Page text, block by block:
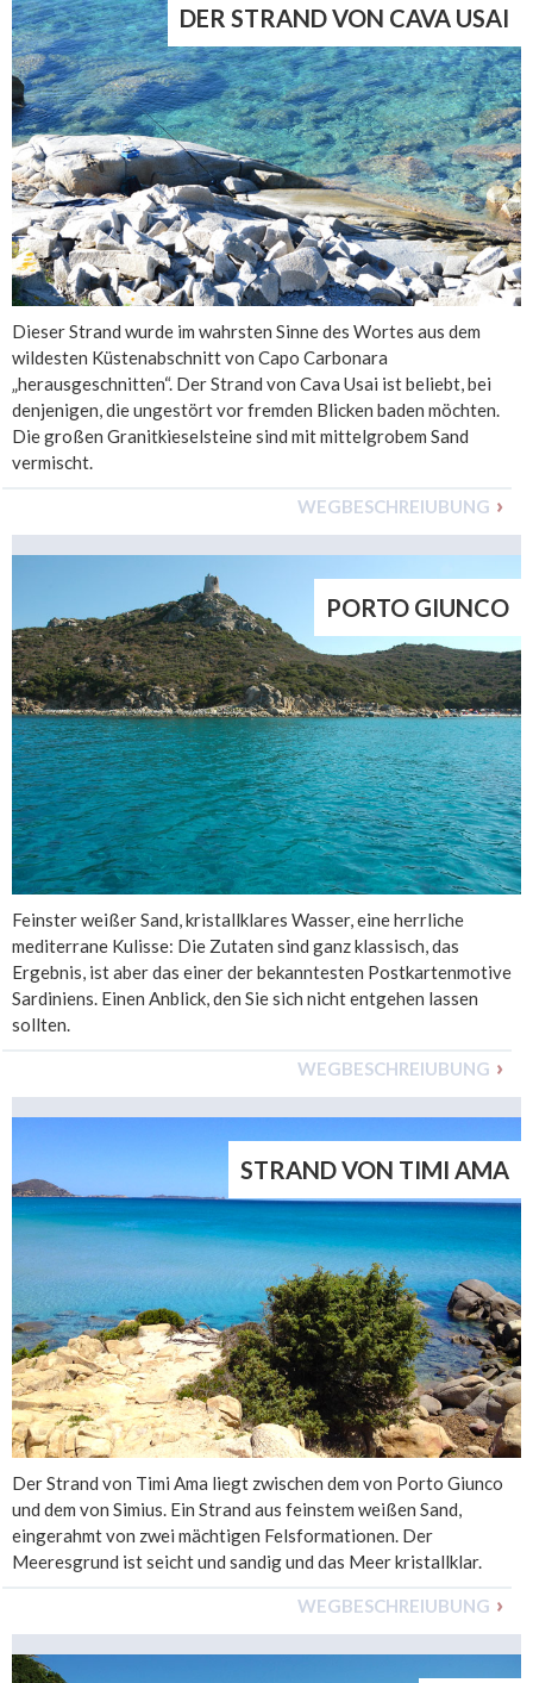
DER STRAND VON CAVA USAI
Dieser Strand wurde im wahrsten Sinne des Wortes aus dem
wildesten Küstenabschnitt von Capo Carbonara
„herausgeschnitten“. Der Strand von Cava Usai ist beliebt, bei
denjenigen, die ungestört vor fremden Blicken baden möchten.
Die großen Granitkieselsteine sind mit mittelgrobem Sand
vermischt.
WEGBESCHREIUBUNG
PORTO GIUNCO
Feinster weißer Sand, kristallklares Wasser, eine herrliche
mediterrane Kulisse: Die Zutaten sind ganz klassisch, das
Ergebnis, ist aber das einer der bekanntesten Postkartenmotive
Sardiniens. Einen Anblick, den Sie sich nicht entgehen lassen
sollten.
WEGBESCHREIUBUNG
STRAND VON TIMI AMA
Der Strand von Timi Ama liegt zwischen dem von Porto Giunco
und dem von Simius. Ein Strand aus feinstem weißen Sand,
eingerahmt von zwei mächtigen Felsformationen. Der
Meeresgrund ist seicht und sandig und das Meer kristallklar.
WEGBESCHREIUBUNG